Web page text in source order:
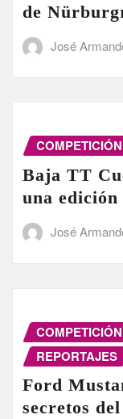
de
José
COMPETICIÓN
Baja TT
una
José
COMPETICIÓN
REPORTAJES
Ford
secretos